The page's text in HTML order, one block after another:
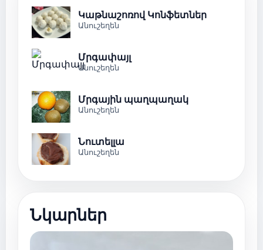
Կաթնաշոռով Կոնֆետներ
Անուշեղեն
Մրգափայլ
Անուշեղեն
Մրգային պաղպաղակ
Անուշեղեն
Նուտելլա
Անուշեղեն
Նկարներ